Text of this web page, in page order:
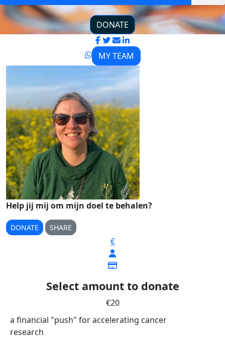
DONATE
MY TEAM
Help jij mij om mijn doel te behalen?
DONATE SHARE
€
Select amount to donate
€20
a financial "push" for accelerating cancer
research